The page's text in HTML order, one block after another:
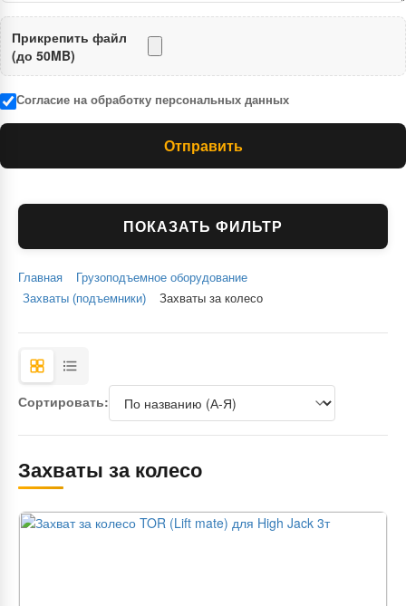
Прикрепить файл
(до 50MB)
Согласие на обработку персональных данных
Отправить
ПОКАЗАТЬ ФИЛЬТР
Главная
Грузоподъемное оборудование
Захваты (подъемники)
Захваты за колесо
Сортировать:
Захваты за колесо